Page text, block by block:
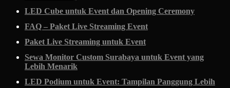
LED Cube untuk Event dan Opening Ceremony
FAQ – Paket Live Streaming Event
Paket Live Streaming untuk Event
Sewa Monitor Custom Surabaya untuk Event yang
Lebih Menarik
LED Podium untuk Event: Tampilan Panggung Lebih